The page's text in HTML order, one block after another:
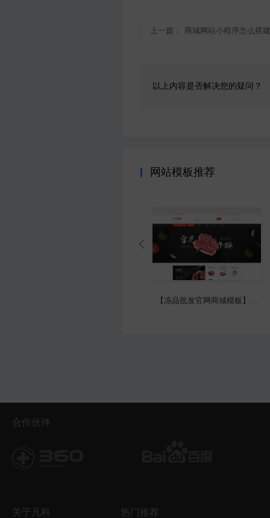
上一篇： 商城网站小程序怎么搭
以上内容是否解决您的疑问？
网站模板推荐
优质动漫文化传媒企业
合作伙伴
关于凡科 热门推荐